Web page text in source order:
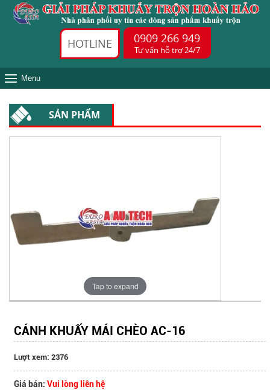
HOTLINE 0909 266 949
Tư vấn hỗ trợ 24/7
Menu
SẢN PHẨM
Tap to expand
CÁNH KHUẤY MÁI CHÈO AC-16
Lượt xem: 2376
Giá bán:Vui lòng liên hệ